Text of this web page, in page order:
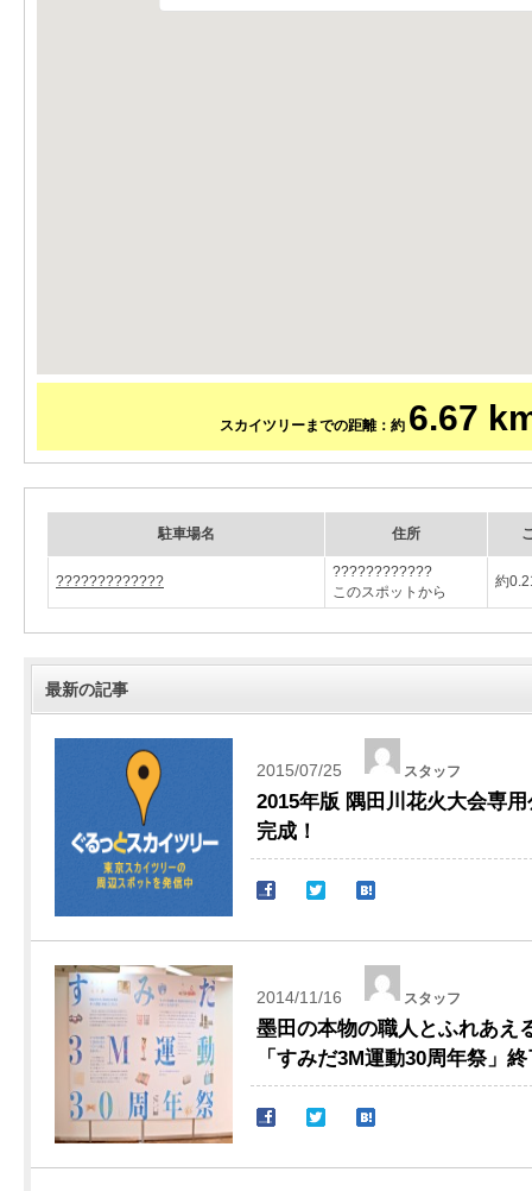
スカイツリーまでの距離：約 6.67
駐車場名 住所
?????????????
????????????
このスポットから
約
最新の記事
2015/07/25 スタッフ
2015年版 隅田川花火大会専
完成！
2014/11/16 スタッフ
墨田の本物の職人とふれあえ
「すみだ3M運動30周年祭」